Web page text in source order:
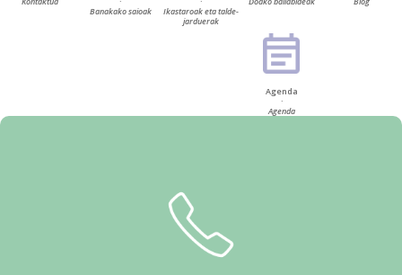
Banakako saioak
Ikastaroak eta talde-
jarduerak
Agenda
·
Agenda